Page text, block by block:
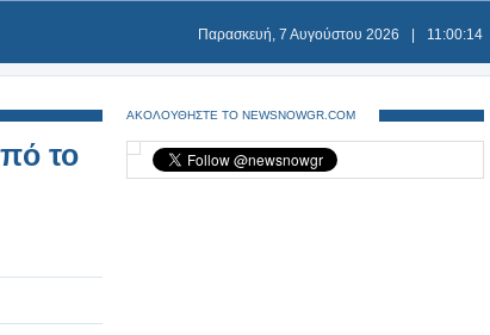
Παρασκευή, 7 Αυγούστου 2026 11:00:14
το
ΑΚΟΛΟΥΘΗΣΤΕ ΤΟ NEWSNOWGR.COM